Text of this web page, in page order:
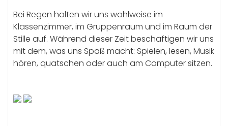
Bei Regen halten wir uns wahlweise im
Klassenzimmer, im Gruppenraum und im Raum der
Stille auf. Während dieser Zeit beschäftigen wir uns
mit dem, was uns Spaß macht: Spielen, lesen, Musik
hören, quatschen oder auch am Computer sitzen.